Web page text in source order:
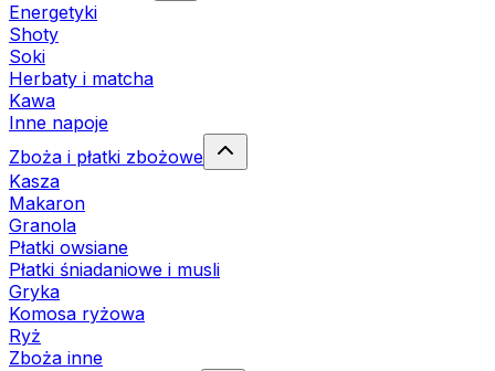
Energetyki
Shoty
Soki
Herbaty i matcha
Kawa
Inne napoje
Zboża i płatki zbożowe
Kasza
Makaron
Granola
Płatki owsiane
Płatki śniadaniowe i musli
Gryka
Komosa ryżowa
Ryż
Zboża inne